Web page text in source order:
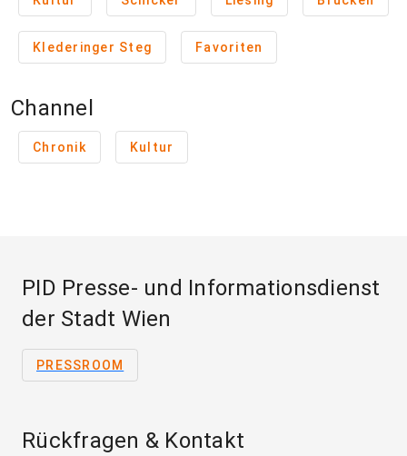
Klederinger Steg Favoriten
Channel
Chronik Kultur
PID Presse- und Informationsdienst
der Stadt Wien
PRESSROOM
Rückfragen & Kontakt